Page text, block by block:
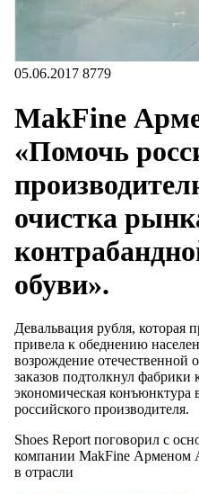
05.06.2017 8779
MakFine
«Помочь
очистка
обуви».
Девальвация рубля, которая
привела к обеднению
возрождение
заказов подтолкнул
экономическая конъюнктура
российского производителя.
Shoes Report поговорил с
компании MakFine Арменом
в отрасли